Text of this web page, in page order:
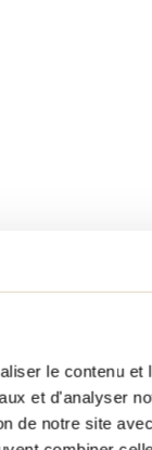
le contenu
et d'analyser
de notre site
équivoque une
hâte à la seconde
en 2026